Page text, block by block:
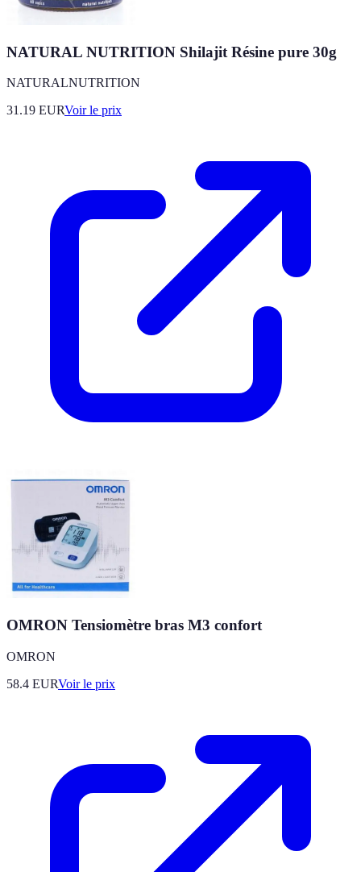
NATURAL NUTRITION Shilajit Résine pure 30g
NATURALNUTRITION
31.19 EURVoir le prix
OMRON Tensiomètre bras M3 confort
OMRON
58.4 EURVoir le prix